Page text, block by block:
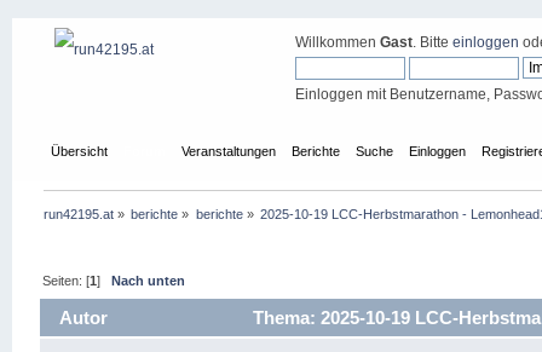
Willkommen Gast. Bitte einloggen
Einloggen mit Benutzername,
Übersicht Veranstaltungen Berichte Suche Einloggen
run42195.at » berichte » berichte» 2025-10-19 LCC-Herbstmarathon -
Seiten: [1]Nach unten
Autor Thema: 2025-10-19 LCC-